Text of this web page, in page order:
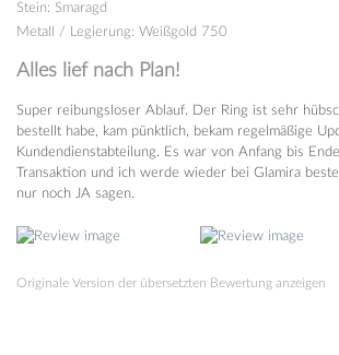
Stein: Smaragd
Metall / Legierung: Weißgold 750
Alles lief nach Plan!
Super reibungsloser Ablauf. Der Ring ist sehr
bestellt habe, kam pünktlich, bekam regelmäßige
Kundendienstabteilung. Es war von Anfang bis
Transaktion und ich werde wieder bei Glamira
nur noch JA sagen.
Originale Version der übersetzten Bewertung anzeigen